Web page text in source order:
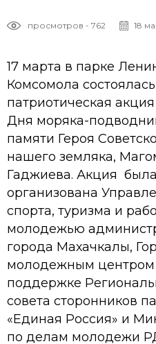
просмотров - 762 18
17 марта в парке
Комсомола состоялась
патриотическая акция
Дня моряка-
памяти Героя
нашего земляка,
Гаджиева. Акция была
организована
спорта, туризма и
молодежью
города Махачкалы,
молодежным центром
поддержке
совета сторонников
«Единая Россия» и
по делам молодежи